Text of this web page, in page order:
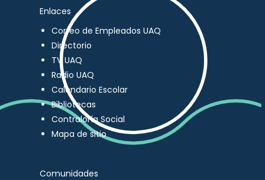
Enlaces
Correo de Empleados UAQ
Directorio
TV UAQ
Radio UAQ
Calendario Escolar
Bibliotecas
Contraloría Social
Mapa de sitio
Comunidades